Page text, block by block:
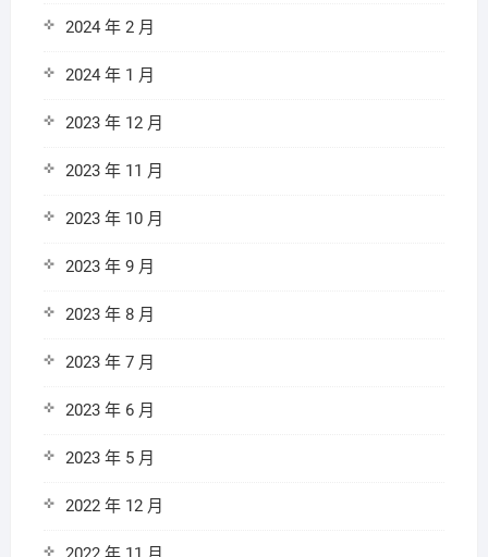
2024 年 2 月
2024 年 1 月
2023 年 12 月
2023 年 11 月
2023 年 10 月
2023 年 9 月
2023 年 8 月
2023 年 7 月
2023 年 6 月
2023 年 5 月
2022 年 12 月